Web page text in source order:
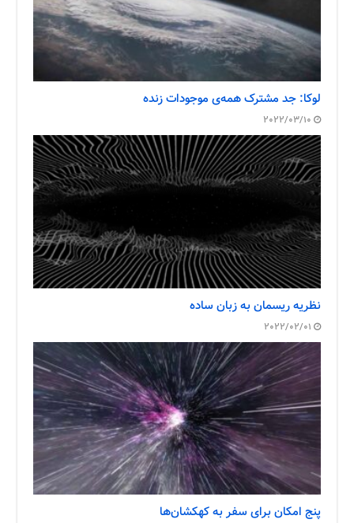
لوکا: جد مشترک همه‌ی موجودات زنده
2022/03/10
نظریه ریسمان به زبان ساده
2022/02/01
پنج امکان برای سفر به کهکشان‌ها